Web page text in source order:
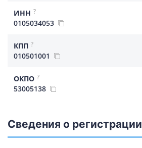
ИНН ?
0105034053
КПП ?
010501001
ОКПО ?
53005138
Сведения о регистрации